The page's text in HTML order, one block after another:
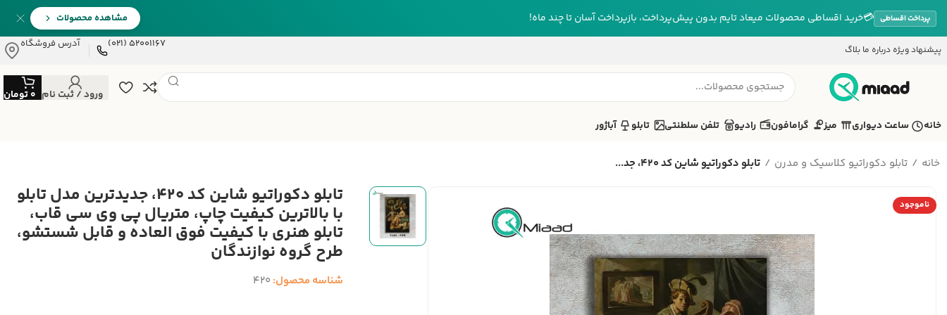
پرداخت اقساطی 💳خرید اقساطی محصولات میعاد تایم بدون پیش‌پرداخت، بازپرداخت آسان تا چند ماه! مشاهده محصولات
پیشنهاد ویژه درباره ما بلاگ 52001167 (021) آدرس فروشگاه
ورود / ثبت نام 0تومان
خانه
ساعت دیواری میز گرامافون رادیو تلفن سلطنتی تابلو آباژور
خانه تابلو دکوراتیو کلاسیک و مدرن تابلو دکوراتیو شاین کد 420، جد...
ناموجود تابلو دکوراتیو شاین کد 420، جدیدترین مدل تابلو
با بالاترین کیفیت چاپ، متریال پی وی سی قاب،
تابلو هنری با کیفیت فوق العاده و قابل شستشو،
طرح گروه نوازندگان
شناسه محصول: 420